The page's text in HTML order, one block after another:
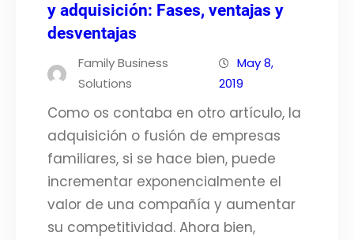
y adquisición: Fases, ventajas y
desventajas
Family Business
Solutions
May 8,
2019
Como os contaba en otro artículo, la
adquisición o fusión de empresas
familiares, si se hace bien, puede
incrementar exponencialmente el
valor de una compañía y aumentar
su competitividad. Ahora bien,